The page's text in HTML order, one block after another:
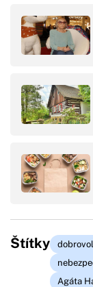
Štítky
Agáta